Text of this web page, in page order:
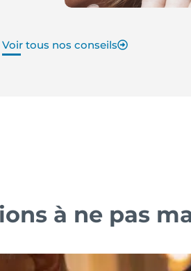
Voir tous nos conseils
à ne pas